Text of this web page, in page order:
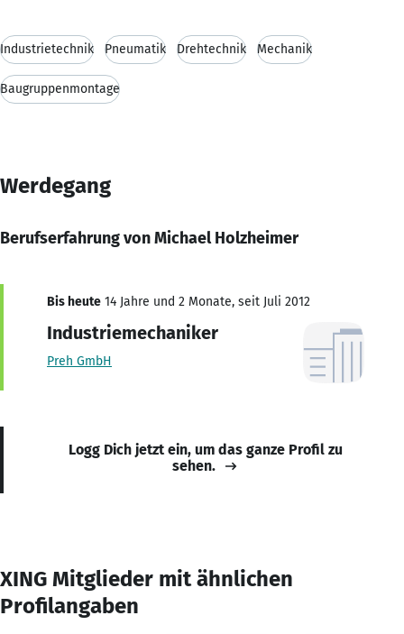
Industrietechnik Pneumatik Drehtechnik Mechanik
Baugruppenmontage
Werdegang
Berufserfahrung von Michael Holzheimer
Bis heute 14 Jahre und 2 Monate, seit Juli 2012
Industriemechaniker
Preh GmbH
Logg Dich jetzt ein, um das ganze Profil zu
sehen.
XING Mitglieder mit ähnlichen
Profilangaben